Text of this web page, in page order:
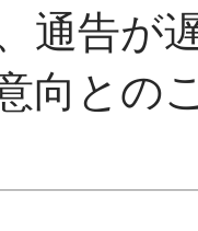
通告が
向との